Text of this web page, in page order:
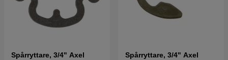
Spårryttare, 3/4" Axel Spårryttare, 3/4" Axel